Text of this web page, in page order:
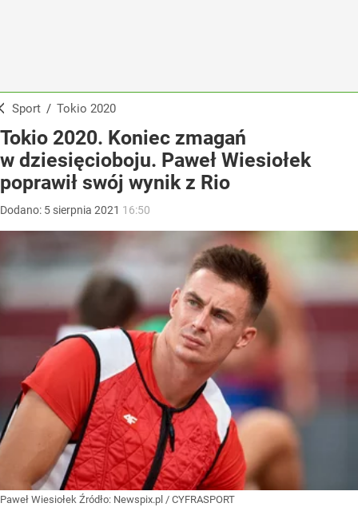
Sport / Tokio 2020
Tokio 2020. Koniec zmagań
w dziesięcioboju. Paweł Wiesiołek
poprawił swój wynik z Rio
Dodano: 5 sierpnia 2021 16:50
Paweł Wiesiołek Źródło: Newspix.pl / CYFRASPORT